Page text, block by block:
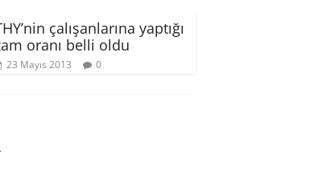
çalışanlarına yaptığı
oranı belli oldu
23 Mayıs 2013 0